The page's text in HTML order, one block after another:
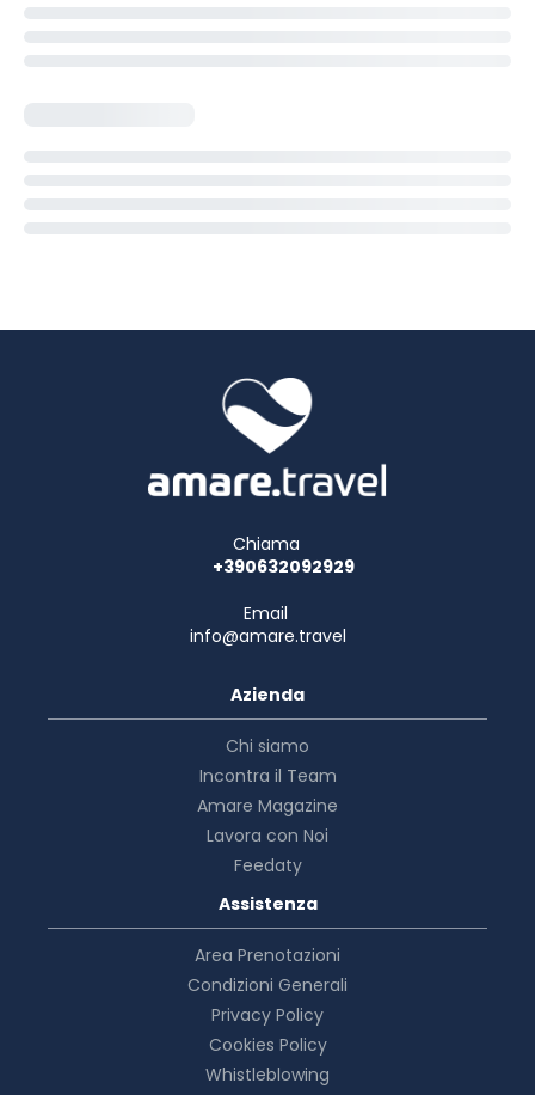
Chiama
+390632092929
Email
info@amare.travel
Azienda
Chi siamo
Incontra il Team
Amare Magazine
Lavora con Noi
Feedaty
Assistenza
Area Prenotazioni
Condizioni Generali
Privacy Policy
Cookies Policy
Whistleblowing